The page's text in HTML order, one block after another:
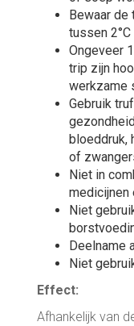
Bewaar
tussen 2°C
Ongeveer
trip zijn
werkzame
Gebruik
bloeddruk,
of
Niet in
medicijnen
Niet
Deelname
Niet
Effect:
Afhankelijk van